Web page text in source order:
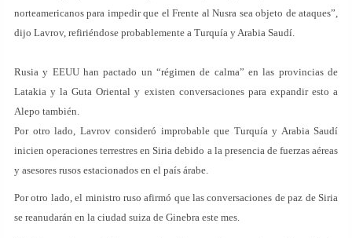
norteamericanos para impedir que el Frente al Nusra sea objeto de ataques”,
dijo Lavrov, refiriéndose probablemente a Turquía y Arabia Saudí.
Rusia y EEUU han pactado un “régimen de calma” en las provincias de
Latakia y la Guta Oriental y existen conversaciones para expandir esto a
Alepo también.
Por otro lado, Lavrov consideró improbable que Turquía y Arabia Saudí
inicien operaciones terrestres en Siria debido a la presencia de fuerzas aéreas
y asesores rusos estacionados en el país árabe.
Por otro lado, el ministro ruso afirmó que las conversaciones de paz de Siria
se reanudarán en la ciudad suiza de Ginebra este mes.